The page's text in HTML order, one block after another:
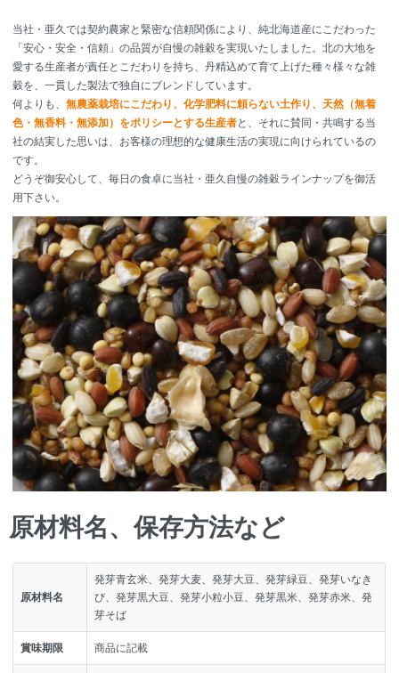
当社・亜久では契約農家と緊密な信頼関係により、純北海道産にこだわった
「安心・安全・信頼」の品質が自慢の雑穀を実現いたしました。北の大地を
愛する生産者が責任とこだわりを持ち、丹精込めて育て上げた種々様々な雑
穀を、一貫した製法で独自にブレンドしています。
何よりも、無農薬栽培にこだわり、化学肥料に頼らない土作り、天然（無着
色・無香料・無添加）をポリシーとする生産者と、それに賛同・共鳴する当
社の結実した思いは、お客様の理想的な健康生活の実現に向けられているの
です。
どうぞ御安心して、毎日の食卓に当社・亜久自慢の雑穀ラインナップを御活
用下さい。
原材料名、保存方法など
原材料名
発芽青玄米、発芽大麦、発芽大豆、発芽緑豆、発芽いなき
び、発芽黒大豆、発芽小粒小豆、発芽黒米、発芽赤米、発
芽そば
賞味期限 商品に記載